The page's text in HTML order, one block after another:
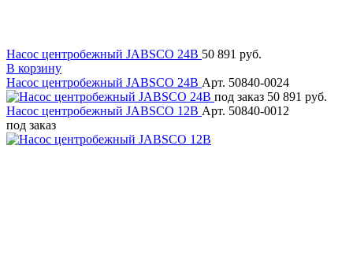
Насос центробежный JABSCO 24В 50 891 руб.
В корзину
Насос центробежный JABSCO 24В Арт. 50840-0024
под заказ 50 891 руб.
Насос центробежный JABSCO 12В Арт. 50840-0012
под заказ